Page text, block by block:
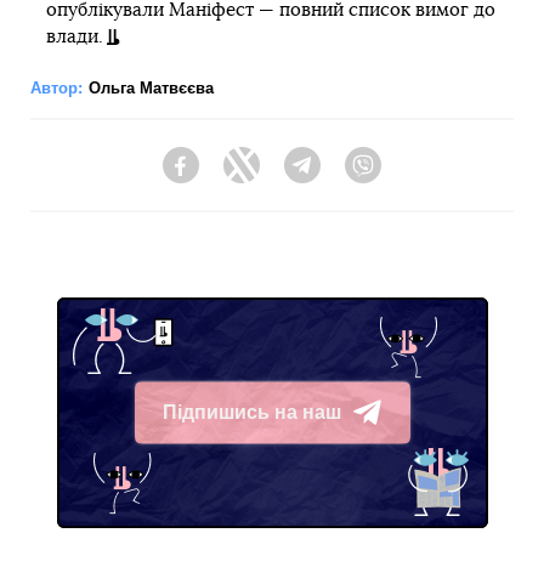
опублікували Маніфест — повний список вимог до
влади.
Автор: Ольга Матвєєва
FacebookTwitter Telegram
Підпишись на наш
Telegram